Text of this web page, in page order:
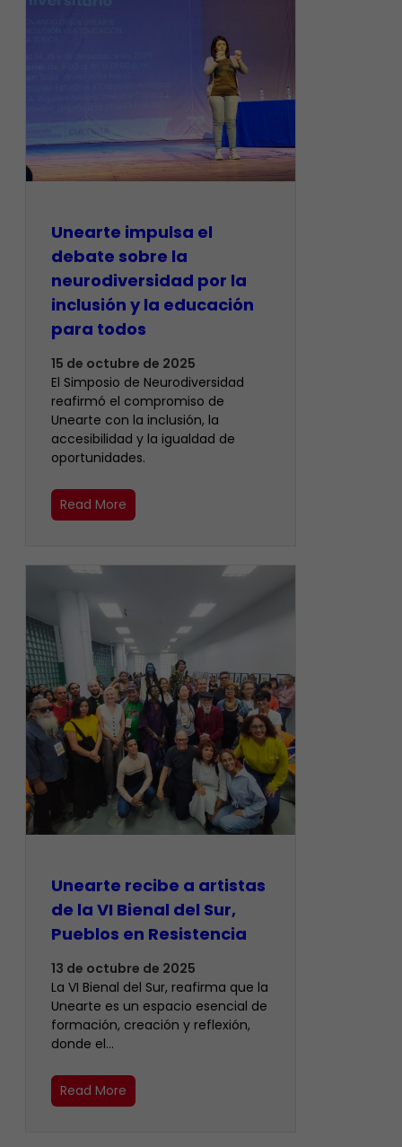
Unearte impulsa el
debate sobre la
neurodiversidad por la
inclusión y la educación
para todos
15 de octubre de 2025
El Simposio de Neurodiversidad
reafirmó el compromiso de
Unearte con la inclusión, la
accesibilidad y la igualdad de
oportunidades.
Read More
Unearte recibe a artistas
de la VI Bienal del Sur,
Pueblos en Resistencia
13 de octubre de 2025
La VI Bienal del Sur, reafirma que la
Unearte es un espacio esencial de
formación, creación y reflexión,
donde el…
Read More